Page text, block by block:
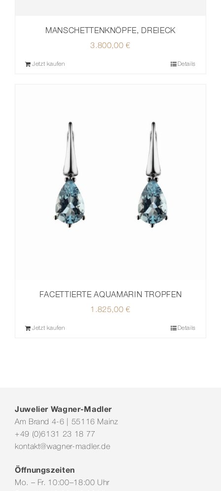
MANSCHETTENKNÖPFE, DREIECK
3.800,00€
Jetzt kaufen Details
FACETTIERTE AQUAMARIN TROPFEN
1.825,00€
Jetzt kaufen Details
Juwelier Wagner-Madler
Am Brand 4-6 | 55116 Mainz
+49 (0)6131 23 18 77
kontakt@wagner-madler.de
Öffnungszeiten
Mo. – Fr. 10:00–18:00 Uhr